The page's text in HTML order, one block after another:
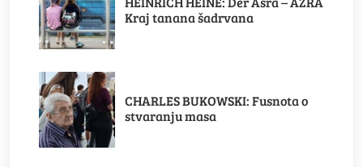
Kraj tanana šadrvana
CHARLES BUKOWSKI: Fusnota o
stvaranju masa